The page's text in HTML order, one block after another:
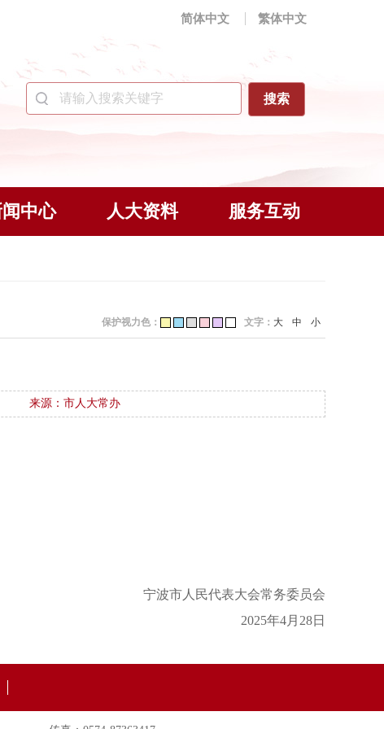
简体中文 繁体中文
中心 人大资料 服务互动
文字： 大 中 小
保护视力色：
来源：市人大常办
宁波市人民代表大会常务委员会
2025年4月28日